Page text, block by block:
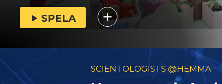
SPELA
SCIENTOLOGISTS @HEMMA